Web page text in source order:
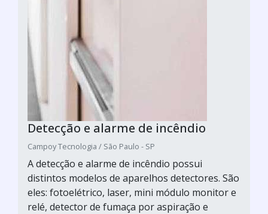
Detecção e alarme de incêndio
Campoy Tecnologia / São Paulo - SP
A detecção e alarme de incêndio possui
distintos modelos de aparelhos detectores. São
eles: fotoelétrico, laser, mini módulo monitor e
relé, detector de fumaça por aspiração e